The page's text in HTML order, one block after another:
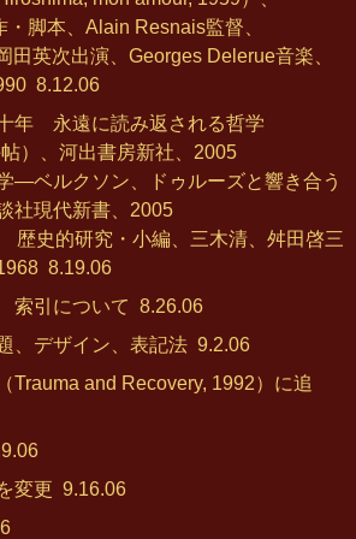
脚本、Alain Resnais監督、
田英次出演、Georges Delerue音楽、
8.12.06
年 永遠に読み返される哲学
）、河出書房新社、2005
―ベルクソン、ドゥルーズと響き合う
社現代新書、2005
史的研究・小編、三木清、舛田啓三
8.19.06
索引について 8.26.06
デザイン、表記法 9.2.06
Trauma and Recovery, 1992）に追
変更 9.16.06